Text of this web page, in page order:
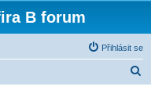
B forum
Přihlásit se